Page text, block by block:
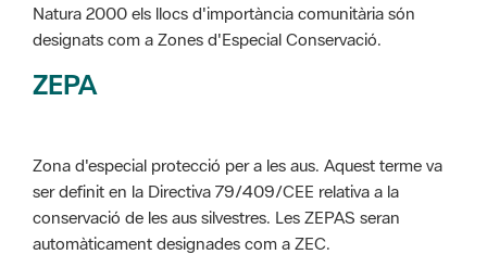
Natura 2000 els llocs d'importància comunitària són
designats com a Zones d'Especial Conservació.
ZEPA
Zona d'especial protecció per a les aus. Aquest terme va
ser definit en la Directiva 79/409/CEE relativa a la
conservació de les aus silvestres. Les ZEPAS seran
automàticament designades com a ZEC.